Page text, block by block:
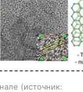
источник: